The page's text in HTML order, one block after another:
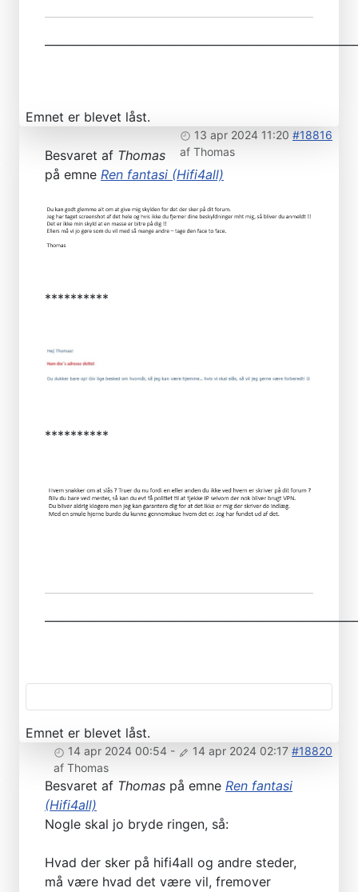
Emnet er blevet låst.
13 apr 2024 11:20 #18816
af Thomas
Besvaret af Thomas
på emne Ren fantasi (Hifi4all)
**********
**********
Emnet er blevet låst.
14 apr 2024 00:54 - 14 apr 2024 02:17 #18820
af Thomas
Besvaret af Thomas på emne Ren fantasi
(Hifi4all)
Nogle skal jo bryde ringen, så:
Hvad der sker på hifi4all og andre steder,
må være hvad det være vil, fremover